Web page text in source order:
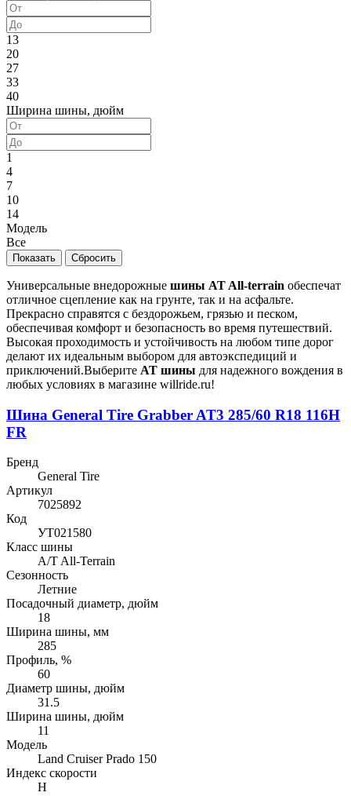
13
20
27
33
40
Ширина шины, дюйм
1
4
7
10
14
Модель
Все
Универсальные внедорожные шины AT All-terrain обеспечат
отличное сцепление как на грунте, так и на асфальте.
Прекрасно справятся с бездорожьем, грязью и песком,
обеспечивая комфорт и безопасность во время путешествий.
Высокая проходимость и устойчивость на любом типе дорог
делают их идеальным выбором для автоэкспедиций и
приключений.Выберите AT шины для надежного вождения в
любых условиях в магазине willride.ru!
Шина General Tire Grabber AT3 285/60 R18 116H
FR
Бренд
General Tire
Артикул
7025892
Код
УТ021580
Класс шины
A/T All-Terrain
Сезонность
Летние
Посадочный диаметр, дюйм
18
Ширина шины, мм
285
Профиль, %
60
Диаметр шины, дюйм
31.5
Ширина шины, дюйм
11
Модель
Land Cruiser Prado 150
Индекс скорости
H